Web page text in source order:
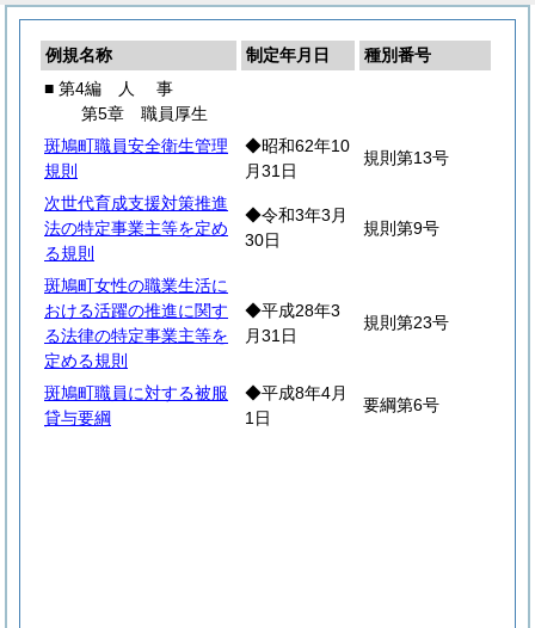
例規名称 制定年月日
種別番号
■ 第4編
人 事
第5章 職員厚生
斑鳩町職員安全衛生管理
規則
◆昭和62年10
月31日
規則第13号
次世代育成支援対策推進
法の特定事業主等を定め
る規則
◆令和3年3月
30日
規則第9号
斑鳩町女性の職業生活に
おける活躍の推進に関す
る法律の特定事業主等を
定める規則
◆平成28年3
月31日
規則第23号
斑鳩町職員に対する被服
貸与要綱
◆平成8年4月
1日
要綱第6号